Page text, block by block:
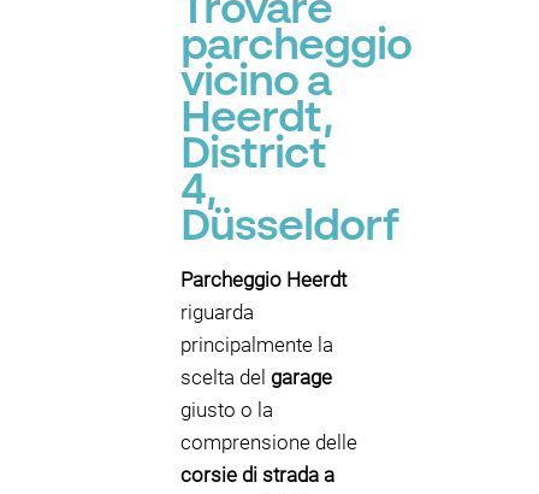
Trovare
parcheggio
vicino a
Heerdt,
District
4,
Düsseldorf
Parcheggio Heerdt
riguarda
principalmente la
scelta del garage
giusto o la
comprensione delle
corsie di strada a